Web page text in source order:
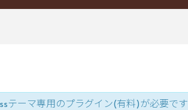
テーマ専用のプラグイン(有料)が必要です